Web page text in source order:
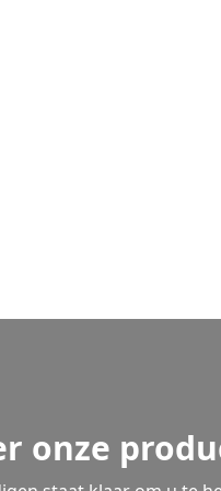
onze